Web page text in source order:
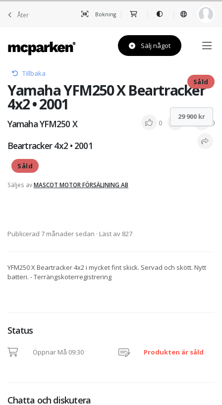
Åter Bokning
Sälj något
Tillbaka
Yamaha YFM250 X Beartracker
4x2 • 2001
Såld
Yamaha YFM250 X
Beartracker 4x2 • 2001
Såld
0 0
Säljes avMASCOT MOTOR FÖRSÄLJNING AB
29 900 kr
Publicerad 7 månader sedan · Läst av 827
YFM250 X Beartracker 4x2 i mycket fint skick. Servad och skött. Nytt
batteri. - Terrängskoterregistrering
Status
Öppnar Må 09:30 Produkten är såld
Chatta och diskutera